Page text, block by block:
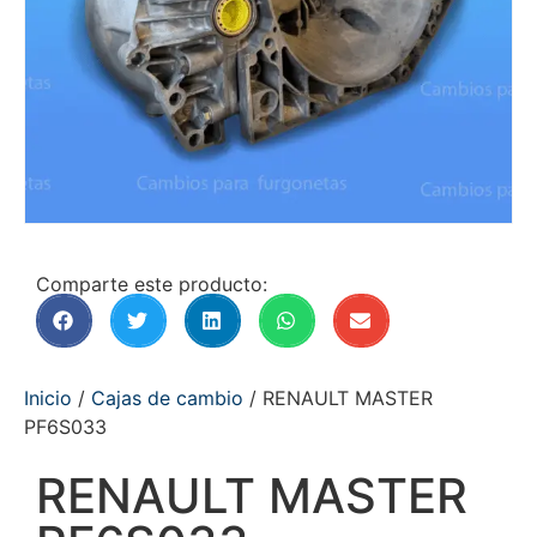
Comparte este producto:
Inicio / Cajas de cambio / RENAULT MASTER
PF6S033
RENAULT MASTER